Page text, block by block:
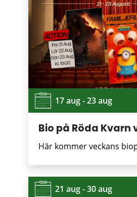
17 aug - 23 aug
Bio på Röda Kvarn
Här kommer veckans
21 aug - 30 aug